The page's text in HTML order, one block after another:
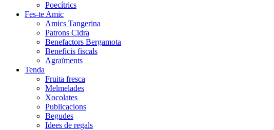
Poecítrics
Fes-te Amic
Amics Tangerina
Patrons Cidra
Benefactors Bergamota
Beneficis fiscals
Agraïments
Tenda
Fruita fresca
Melmelades
Xocolates
Publicacions
Begudes
Idees de regals